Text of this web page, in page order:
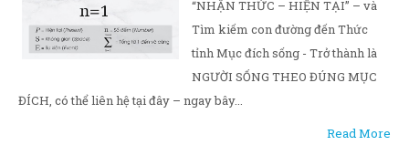
“NHẬN THỨC – HIỆN TẠI” – và
Tìm kiếm con đường đến Thức
tỉnh Mục đích sống - Trở thành là
NGƯỜI SỐNG THEO ĐÚNG MỤC
ĐÍCH, có thể liên hệ tại đây – ngay bây...
Read More